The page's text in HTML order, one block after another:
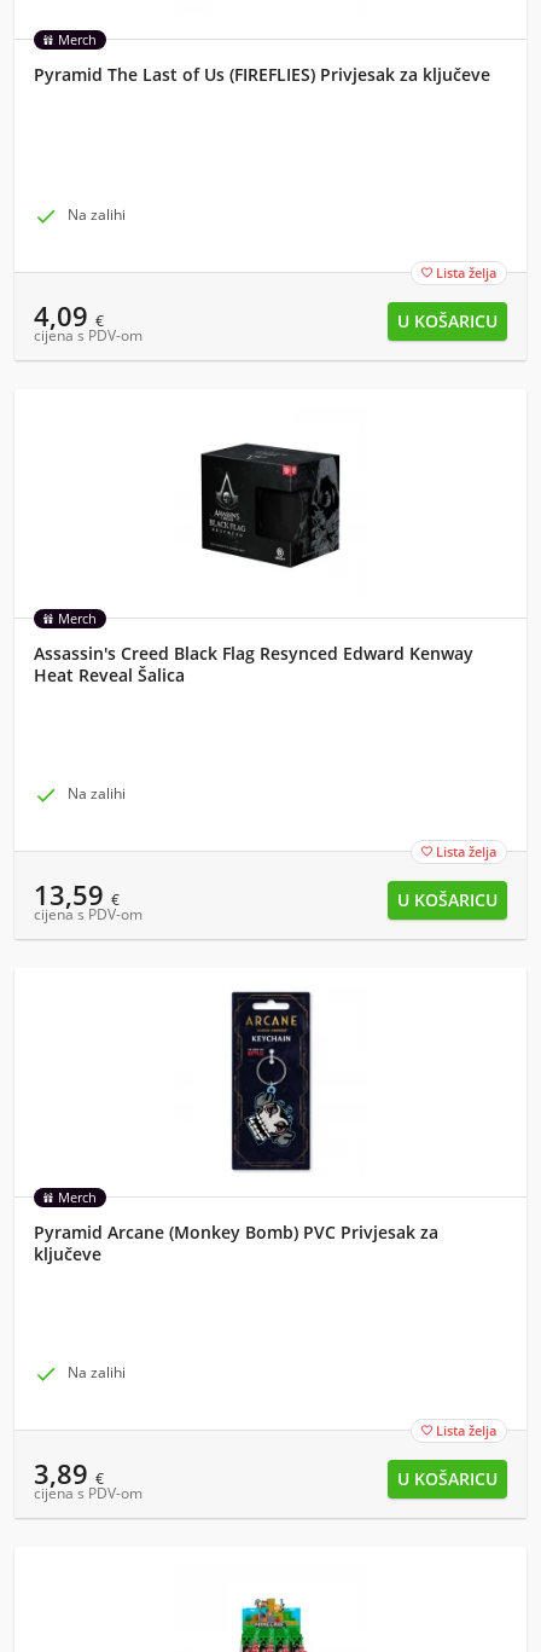
Merch
Pyramid The Last of Us (FIREFLIES) Privjesak za ključeve
 Na zalihi
 Lista želja
4,09 €
cijena s PDV-om
Merch
Assassin's Creed Black Flag Resynced Edward Kenway
Heat Reveal Šalica
 Na zalihi
 Lista želja
13,59 €
cijena s PDV-om
Merch
Pyramid Arcane (Monkey Bomb) PVC Privjesak za
ključeve
 Na zalihi
 Lista želja
3,89 €
cijena s PDV-om